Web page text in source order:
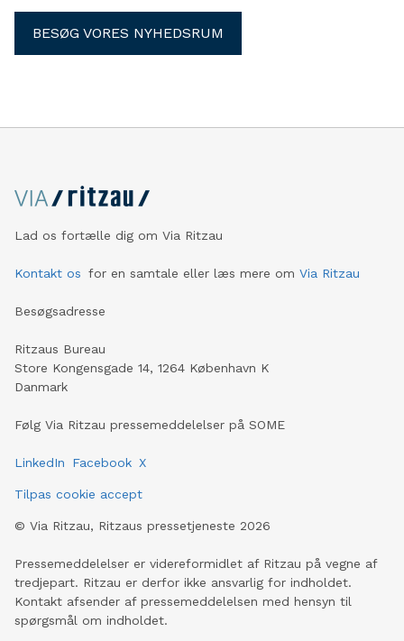
BESØG VORES NYHEDSRUM
Lad os fortælle dig om Via Ritzau
Kontakt os for en samtale eller læs mere om Via Ritzau
Besøgsadresse
Ritzaus Bureau
Store Kongensgade 14, 1264 København K
Danmark
Følg Via Ritzau pressemeddelelser på SOME
LinkedIn Facebook X
Tilpas cookie accept
© Via Ritzau, Ritzaus pressetjeneste 2026
Pressemeddelelser er videreformidlet af Ritzau på vegne af
tredjepart. Ritzau er derfor ikke ansvarlig for indholdet.
Kontakt afsender af pressemeddelelsen med hensyn til
spørgsmål om indholdet.